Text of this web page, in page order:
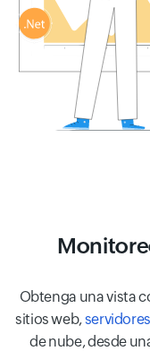
Obtenga una vista
sitios web,servidores
de nube, desde